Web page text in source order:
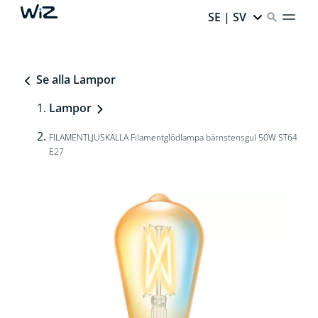
SE | SV
Se alla Lampor
Lampor
FILAMENTLJUSKÄLLA Filamentglödlampa bärnstensgul 50W ST64
E27